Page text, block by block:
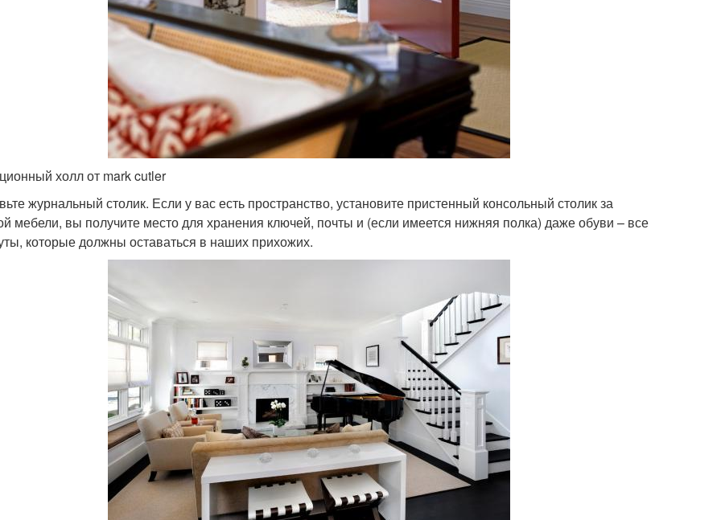
холл от mark cutler
журнальный столик. Если у вас есть пространство, установите пристенный консольный столик за
мебели, вы получите место для хранения ключей, почты и (если имеется нижняя полка) даже обуви – все
которые должны оставаться в наших прихожих.